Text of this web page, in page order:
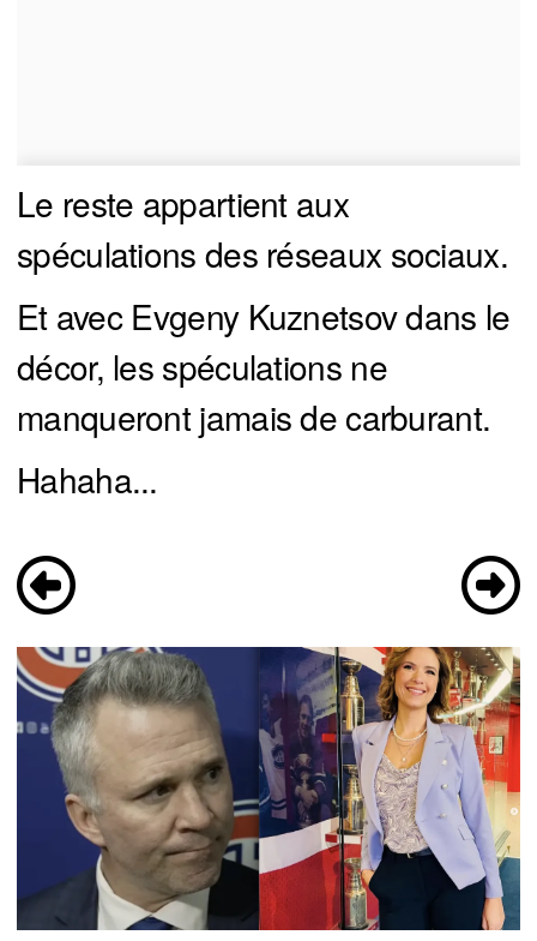
Le reste appartient aux
spéculations des réseaux sociaux.
Et avec Evgeny Kuznetsov dans le
décor, les spéculations ne
manqueront jamais de carburant.
Hahaha...